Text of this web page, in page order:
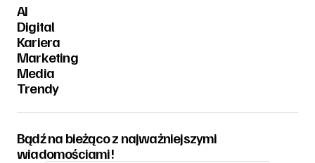
AI
Digital
Kariera
Marketing
Media
Trendy
Bądź na bieżąco z najważniejszymi
wiadomościami!